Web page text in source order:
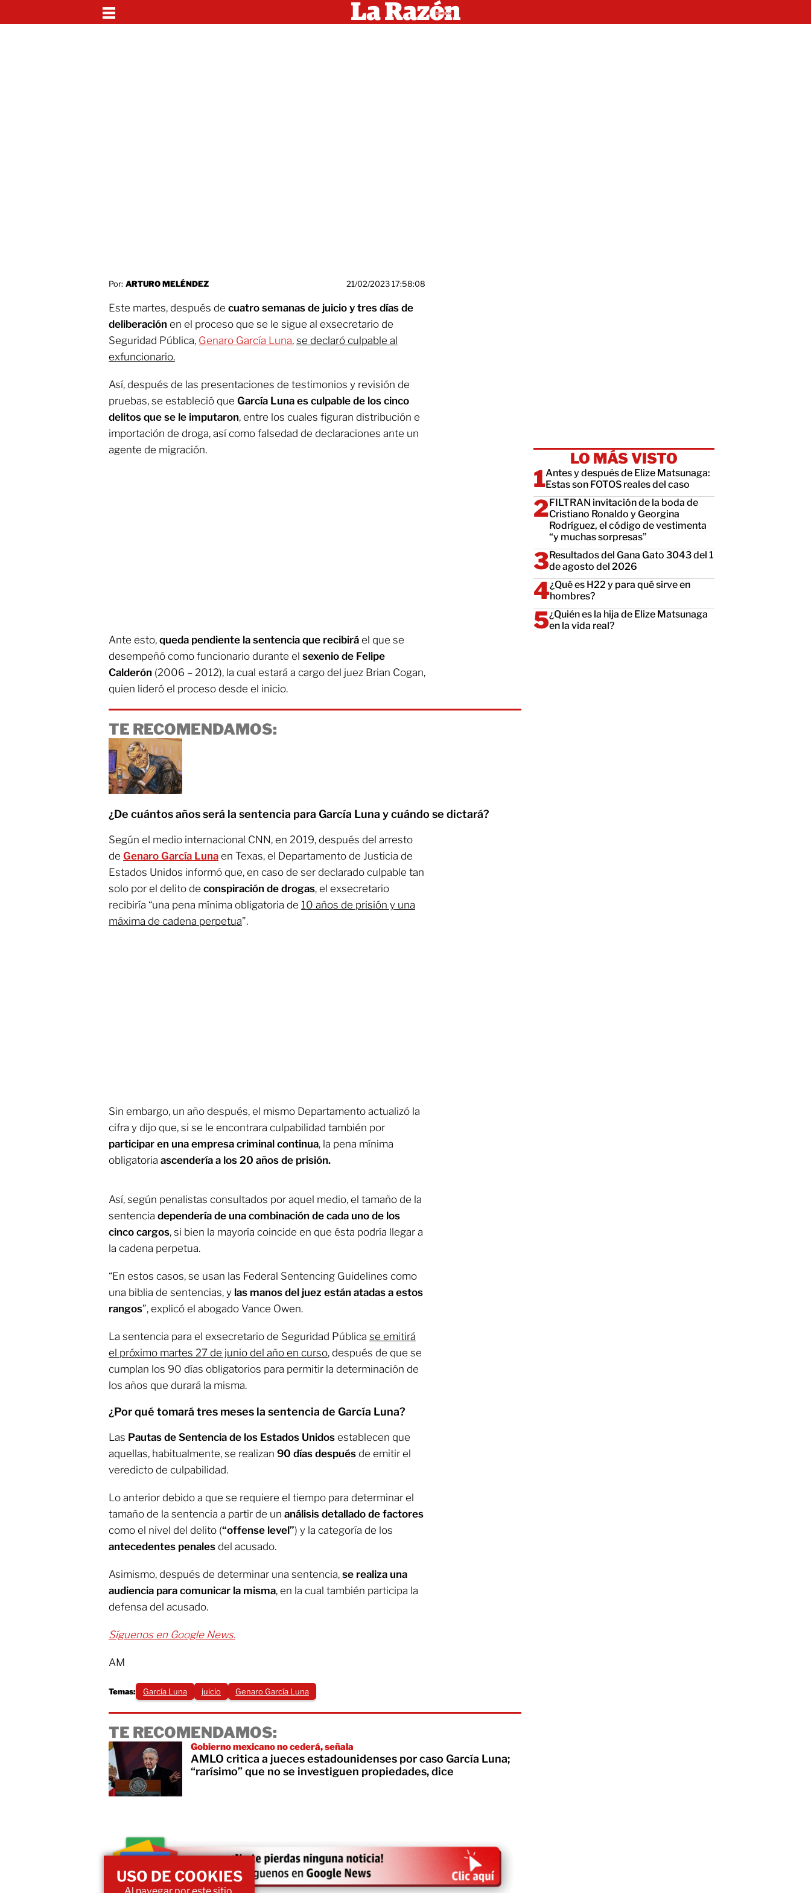
Por: ARTURO MELÉNDEZ 21/02/2023 17:58:08
Este martes, después de cuatro semanas de juicio y tres días de
deliberación en el proceso que se le sigue al exsecretario de
Seguridad Pública, Genaro García Luna, se declaró culpable al
exfuncionario.
Así, después de las presentaciones de testimonios y revisión de
pruebas, se estableció que García Luna es culpable de los cinco
delitos que se le imputaron, entre los cuales figuran distribución e
importación de droga, así como falsedad de declaraciones ante un
agente de migración.
Ante esto, queda pendiente la sentencia que recibirá el que se
desempeñó como funcionario durante el sexenio de Felipe
Calderón (2006 – 2012), la cual estará a cargo del juez Brian Cogan,
quien lideró el proceso desde el inicio.
TE RECOMENDAMOS:
¿De cuántos años será la sentencia para García Luna y cuándo se dictará?
Según el medio internacional CNN, en 2019, después del arresto
de Genaro García Luna en Texas, el Departamento de Justicia de
Estados Unidos informó que, en caso de ser declarado culpable tan
solo por el delito de conspiración de drogas, el exsecretario
recibiría “una pena mínima obligatoria de 10 años de prisión y una
máxima de cadena perpetua”.
Sin embargo, un año después, el mismo Departamento actualizó la
cifra y dijo que, si se le encontrara culpabilidad también por
participar en una empresa criminal continua, la pena mínima
obligatoria ascendería a los 20 años de prisión.
Así, según penalistas consultados por aquel medio, el tamaño de la
sentencia dependería de una combinación de cada uno de los
cinco cargos, si bien la mayoría coincide en que ésta podría llegar a
la cadena perpetua.
“En estos casos, se usan las Federal Sentencing Guidelines como
una biblia de sentencias, y las manos del juez están atadas a estos
rangos”, explicó el abogado Vance Owen.
La sentencia para el exsecretario de Seguridad Pública se emitirá
el próximo martes 27 de junio del año en curso, después de que se
cumplan los 90 días obligatorios para permitir la determinación de
los años que durará la misma.
¿Por qué tomará tres meses la sentencia de García Luna?
Las Pautas de Sentencia de los Estados Unidos establecen que
aquellas, habitualmente, se realizan 90 días después de emitir el
veredicto de culpabilidad.
Lo anterior debido a que se requiere el tiempo para determinar el
tamaño de la sentencia a partir de un análisis detallado de factores
como el nivel del delito (“offense level”) y la categoría de los
antecedentes penales del acusado.
Asimismo, después de determinar una sentencia, se realiza una
audiencia para comunicar la misma, en la cual también participa la
defensa del acusado.
Síguenos en Google News.
AM
Temas: García Luna juicio Genaro García Luna
TE RECOMENDAMOS:
Gobierno mexicano no cederá, señala
AMLO critica a jueces estadounidenses por caso García Luna;
“rarísimo” que no se investiguen propiedades, dice
LO MÁS VISTO
Antes y después de Elize Matsunaga:
Estas son FOTOS reales del caso
FILTRAN invitación de la boda de
Cristiano Ronaldo y Georgina
Rodríguez, el código de vestimenta
“y muchas sorpresas”
Resultados del Gana Gato 3043 del 1
de agosto del 2026
¿Qué es H22 y para qué sirve en
hombres?
¿Quién es la hija de Elize Matsunaga
en la vida real?
USO DE COOKIES